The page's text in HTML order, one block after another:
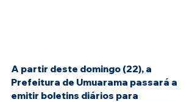
A partir deste domingo (22), a
Prefeitura de Umuarama passará a
emitir boletins diários para